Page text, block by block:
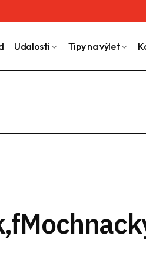
Udalosti Tipy na výlet